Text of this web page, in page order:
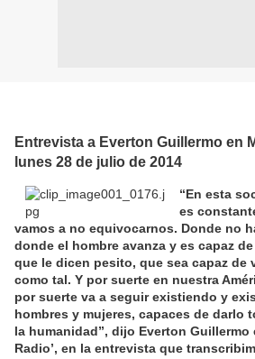
Entrevista a Everton Guillermo en
lunes 28 de julio de 2014
“En esta
es
vamos a no equivocarnos. Donde no
donde el hombre avanza y es capaz
que le dicen pesito, que sea capaz de
como tal. Y por suerte en nuestra
por suerte va a seguir existiendo y
hombres y mujeres, capaces de darlo
la humanidad”, dijo Everton Guillermo
Radio’, en la entrevista que